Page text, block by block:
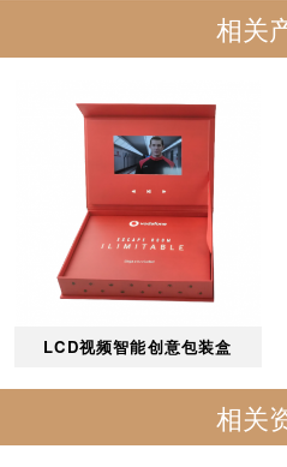
相关
LCD视频智能创意包装盒
相关